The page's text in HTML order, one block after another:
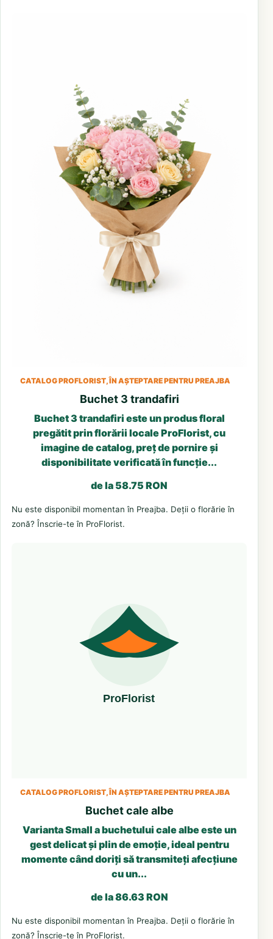
CATALOG PROFLORIST, ÎN AȘTEPTARE PENTRU PREAJBA
Buchet 3 trandafiri
Buchet 3 trandafiri este un produs floral
pregătit prin florării locale ProFlorist, cu
imagine de catalog, preț de pornire și
disponibilitate verificată în funcție...
de la 58.75 RON
Nu este disponibil momentan în Preajba. Deții o florărie în
zonă? Înscrie-te în ProFlorist.
CATALOG PROFLORIST, ÎN AȘTEPTARE PENTRU PREAJBA
Buchet cale albe
Varianta Small a buchetului cale albe este un
gest delicat și plin de emoție, ideal pentru
momente când doriți să transmiteți afecțiune
cu un...
de la 86.63 RON
Nu este disponibil momentan în Preajba. Deții o florărie în
zonă? Înscrie-te în ProFlorist.